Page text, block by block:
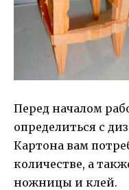
Перед началом
определиться с
Картона вам
количестве, а
ножницы и клей.